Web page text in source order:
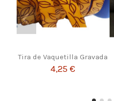
Tira de Vaquetilla Gravada
4,25 €